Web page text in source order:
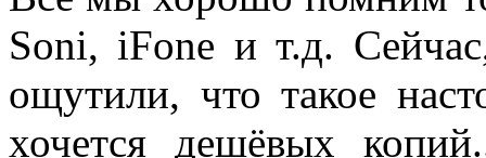
Soni, iFone и т.д.
ощутили, что такое
хочется дешёвых